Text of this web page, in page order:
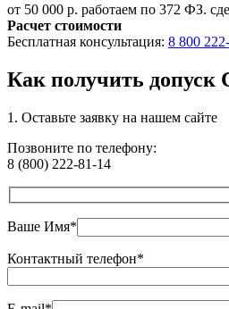
от 50 000 р. работаем по 372 ФЗ.
Расчет стоимости
Бесплатная консультация: 8 800
Как получить
1. Оставьте заявку на нашем сайте
Позвоните по телефону:
8 (800) 222-81-14
Ваше Имя*
Контактный телефон*